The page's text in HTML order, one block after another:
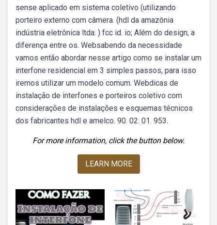
sense aplicado em sistema coletivo (utilizando
porteiro externo com câmera. (hdl da amazônia
indústria eletrônica ltda. ) fcc id. io; Além do design, a
diferença entre os. Websabendo da necessidade
vamos então abordar nesse artigo como se instalar um
interfone residencial em 3 simples passos, para isso
iremos utilizar um modelo comum. Webdicas de
instalação de interfones e porteiros coletivo com
considerações de instalações e esquemas técnicos
dos fabricantes hdl e amelco. 90. 02. 01. 953.
For more information, click the button below.
LEARN MORE